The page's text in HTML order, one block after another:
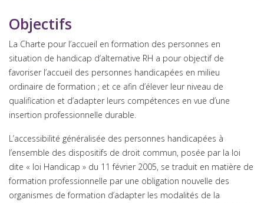
Objectifs
La Charte pour l’accueil en formation des personnes en
situation de handicap d’alternative RH a pour objectif de
favoriser l’accueil des personnes handicapées en milieu
ordinaire de formation ; et ce afin d’élever leur niveau de
qualification et d’adapter leurs compétences en vue d’une
insertion professionnelle durable.
L’accessibilité généralisée des personnes handicapées à
l’ensemble des dispositifs de droit commun, posée par la loi
dite « loi Handicap » du 11 février 2005, se traduit en matière de
formation professionnelle par une obligation nouvelle des
organismes de formation d’adapter les modalités de la